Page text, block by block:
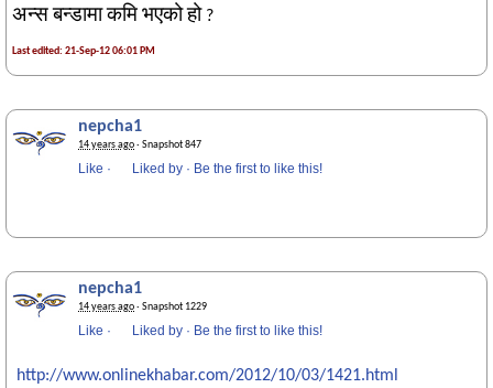
अन्स बन्डामा कमि भएको हो ?
Last edited: 21-Sep-12 06:01 PM
nepcha1
14 years ago· Snapshot 847
Like · Liked by · Be the first to like this!
nepcha1
14 years ago· Snapshot 1229
Like · Liked by · Be the first to like this!
http://www.onlinekhabar.com/2012/10/03/1421.html